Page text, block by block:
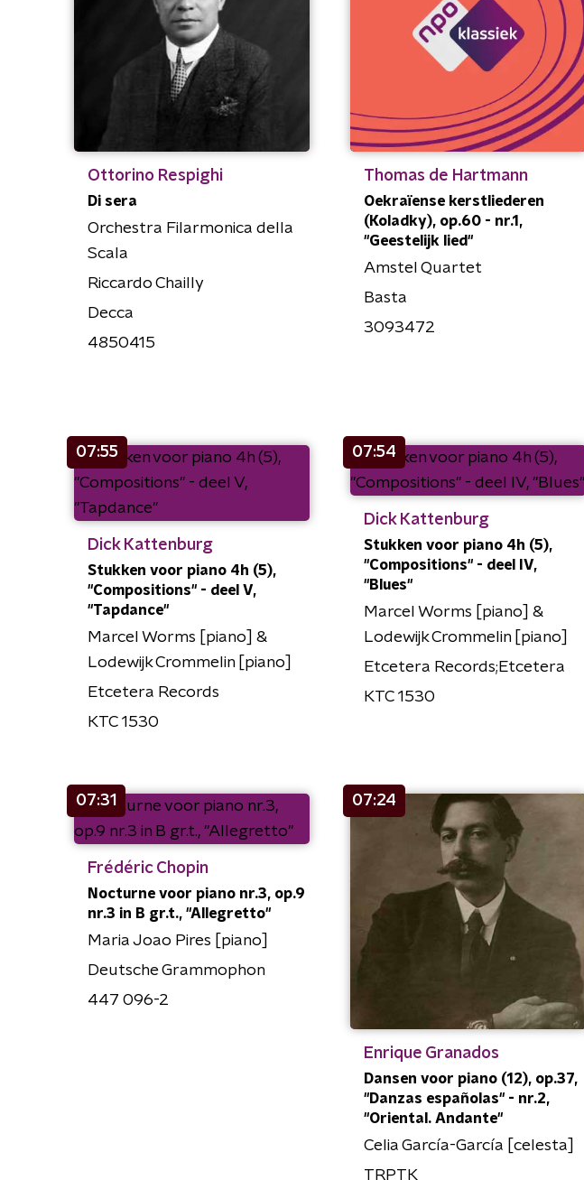
Ottorino Respighi
Di sera
Orchestra Filarmonica della
Scala
Riccardo Chailly
Decca
4850415
Thomas de Hartmann
Oekraïense kerstliederen
(Koladky), op.60 - nr.1,
"Geestelijk lied"
Amstel Quartet
Basta
3093472
07:55
Dick Kattenburg
Stukken voor piano 4h (5),
"Compositions" - deel V,
"Tapdance"
Marcel Worms [piano] &
Lodewijk Crommelin [piano]
Etcetera Records
KTC 1530
07:54
Dick Kattenburg
Stukken voor piano 4h (5),
"Compositions" - deel IV,
"Blues"
Marcel Worms [piano] &
Lodewijk Crommelin [piano]
Etcetera Records;Etcetera
KTC 1530
07:31
Frédéric Chopin
Nocturne voor piano nr.3, op.9
nr.3 in B gr.t., "Allegretto"
Maria Joao Pires [piano]
Deutsche Grammophon
447 096-2
07:24
Enrique Granados
Dansen voor piano (12), op.37,
"Danzas españolas" - nr.2,
"Oriental. Andante"
Celia García-García [celesta]
TRPTK